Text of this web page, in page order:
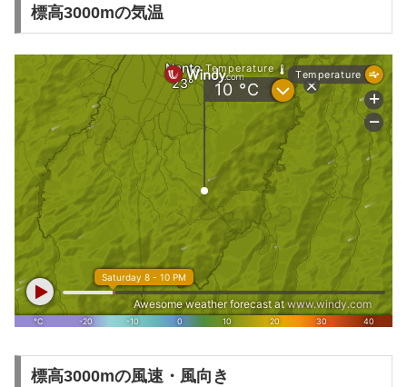
標高3000mの気温
標高3000mの風速・風向き